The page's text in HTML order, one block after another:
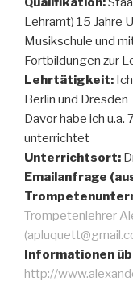
Lehramt) 15 Jahre
Musikschule und
Fortbildungen zur
Lehrtätigkeit:
Berlin und Dresden
Davor habe ich u.a.
unterrichtet
Unterrichtsort:
Emailanfrage
Trompetenlehrer
Informationen
http://